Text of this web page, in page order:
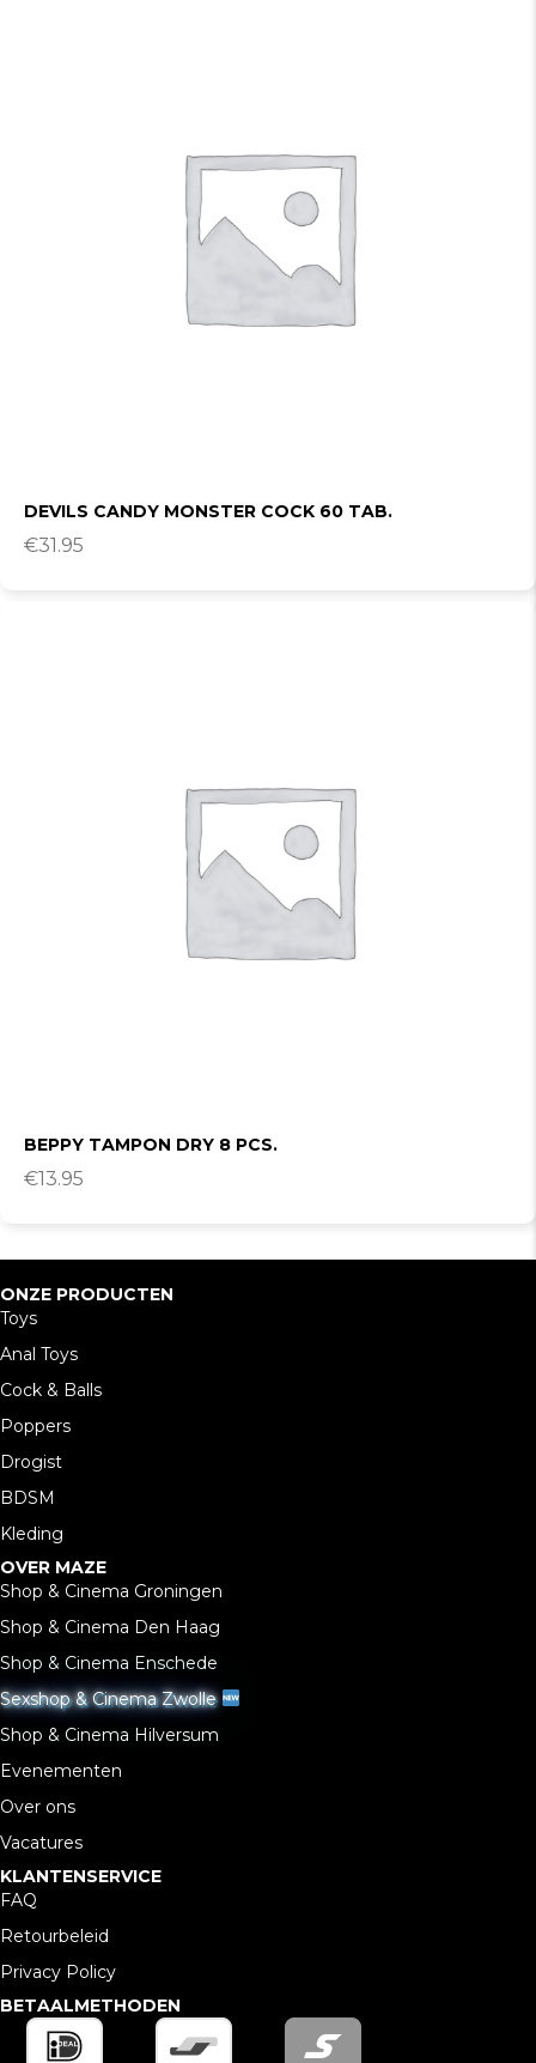
DEVILS CANDY MONSTER COCK 60 TAB.
€31.95
BEPPY TAMPON DRY 8 PCS.
€13.95
ONZE PRODUCTEN
Toys
Anal Toys
Cock & Balls
Poppers
Drogist
BDSM
Kleding
OVER MAZE
Shop & Cinema Groningen
Shop & Cinema Den Haag
Shop & Cinema Enschede
Sexshop & Cinema Zwolle
Shop & Cinema Hilversum
Evenementen
Over ons
Vacatures
KLANTENSERVICE
FAQ
Retourbeleid
Privacy Policy
BETAALMETHODEN